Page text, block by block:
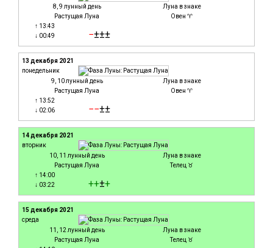
8, 9 лунный день
Растущая Луна
Луна в знаке
Овен ♈
↑ 13:43
↓ 00:49
−±±±
13 декабря 2021
понедельник
9, 10 лунный день
Растущая Луна
Луна в знаке
Овен ♈
↑ 13:52
↓ 02:06
−−±±
14 декабря 2021
вторник
10, 11 лунный день
Растущая Луна
Луна в знаке
Телец ♉
↑ 14:00
↓ 03:22
++±+
15 декабря 2021
среда
11, 12 лунный день
Растущая Луна
Луна в знаке
Телец ♉